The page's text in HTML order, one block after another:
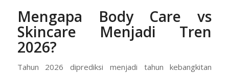
Mengapa Body Care vs
Skincare Menjadi Tren
2026?
Tahun 2026 diprediksi menjadi tahun kebangkitan